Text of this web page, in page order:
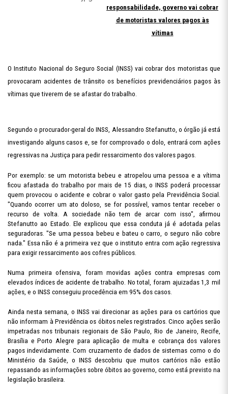
responsabilidade, governo vai cobrar
de motoristas valores pagos às
vítimas
O Instituto Nacional do Seguro Social (INSS) vai cobrar dos motoristas que
provocaram acidentes de trânsito os benefícios previdenciários pagos às
vítimas que tiverem de se afastar do trabalho.
Segundo o procurador-geral do INSS, Alessandro Stefanutto, o órgão já está
investigando alguns casos e, se for comprovado o dolo, entrará com ações
regressivas na Justiça para pedir ressarcimento dos valores pagos.
Por exemplo: se um motorista bebeu e atropelou uma pessoa e a vítima
ficou afastada do trabalho por mais de 15 dias, o INSS poderá processar
quem provocou o acidente e cobrar o valor gasto pela Previdência Social.
"Quando ocorrer um ato doloso, se for possível, vamos tentar receber o
recurso de volta. A sociedade não tem de arcar com isso", afirmou
Stefanutto ao Estado. Ele explicou que essa conduta já é adotada pelas
seguradoras. "Se uma pessoa bebeu e bateu o carro, o seguro não cobre
nada." Essa não é a primeira vez que o instituto entra com ação regressiva
para exigir ressarcimento aos cofres públicos.
Numa primeira ofensiva, foram movidas ações contra empresas com
elevados índices de acidente de trabalho. No total, foram ajuizadas 1,3 mil
ações, e o INSS conseguiu procedência em 95% dos casos.
Ainda nesta semana, o INSS vai direcionar as ações para os cartórios que
não informam à Previdência os óbitos neles registrados. Cinco ações serão
impetradas nos tribunais regionais de São Paulo, Rio de Janeiro, Recife,
Brasília e Porto Alegre para aplicação de multa e cobrança dos valores
pagos indevidamente. Com cruzamento de dados de sistemas como o do
Ministério da Saúde, o INSS descobriu que muitos cartórios não estão
repassando as informações sobre óbitos ao governo, como está previsto na
legislação brasileira.